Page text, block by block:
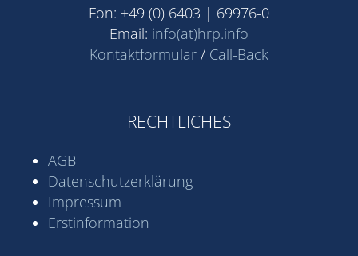
Fon: +49 (0) 6403 | 69976-0
Email: info(at)hrp.info
Kontaktformular / Call-Back
RECHTLICHES
AGB
Datenschutz­erklärung
Impressum
Erstinformation